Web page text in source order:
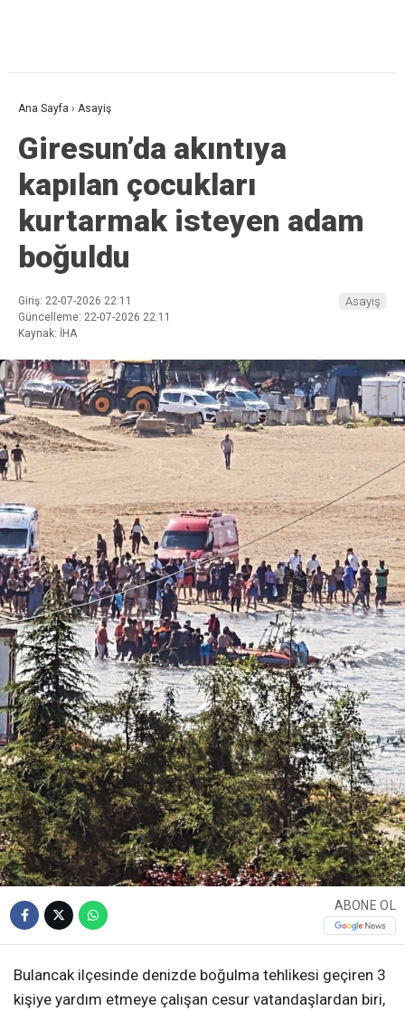
Ana Sayfa › Asayiş
Giresun’da akıntıya
kapılan çocukları
kurtarmak isteyen adam
boğuldu
Giriş: 22-07-2026 22:11
Güncelleme: 22-07-2026 22:11
Kaynak: İHA
Asayiş
ABONE OL
Bulancak ilçesinde denizde boğulma tehlikesi geçiren 3
kişiye yardım etmeye çalışan cesur vatandaşlardan biri,